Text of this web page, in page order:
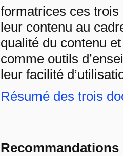
formatrices ces trois
leur contenu au
qualité du contenu
comme outils
leur facilité
Résumé des trois